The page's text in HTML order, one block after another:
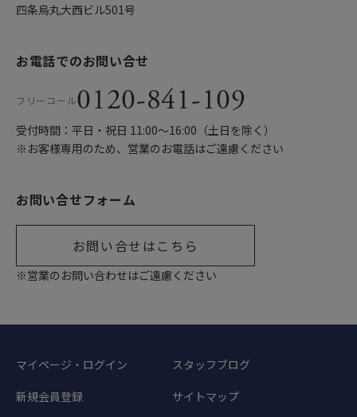
四条烏丸大西ビル501号
お電話でのお問い合せ
フリーコール0120-841-109
受付時間：平日・祝日 11:00〜16:00（土日を除く）
※お客様専用のため、営業のお電話はご遠慮ください
お問い合せフォーム
お問い合せはこちら
※営業のお問い合わせはご遠慮ください
マイページ・ログイン
新規会員登録
スタッフブログ
サイトマップ